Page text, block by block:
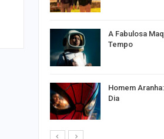
A Fabulosa
Tempo
Homem
Dia